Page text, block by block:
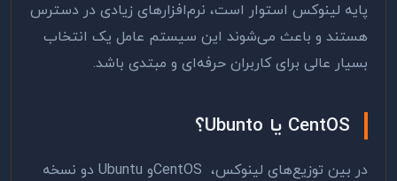
پایه لینوکس استوار است، نرم‌افزارهای زیادی در دسترس
هستند و باعث می‌شوند این سیستم عامل یک انتخاب
بسیار عالی برای کاربران حرفه‌ای و مبتدی باشد.
CentOS یا Ubunto؟
در بین توزیع‌های لینوکس، CentOSو Ubuntu دو نسخه